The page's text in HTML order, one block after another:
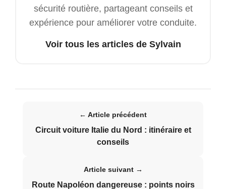
sécurité routière, partageant conseils et
expérience pour améliorer votre conduite.
Voir tous les articles de Sylvain
← Article précédent
Circuit voiture Italie du Nord : itinéraire et
conseils
Article suivant →
Route Napoléon dangereuse : points noirs